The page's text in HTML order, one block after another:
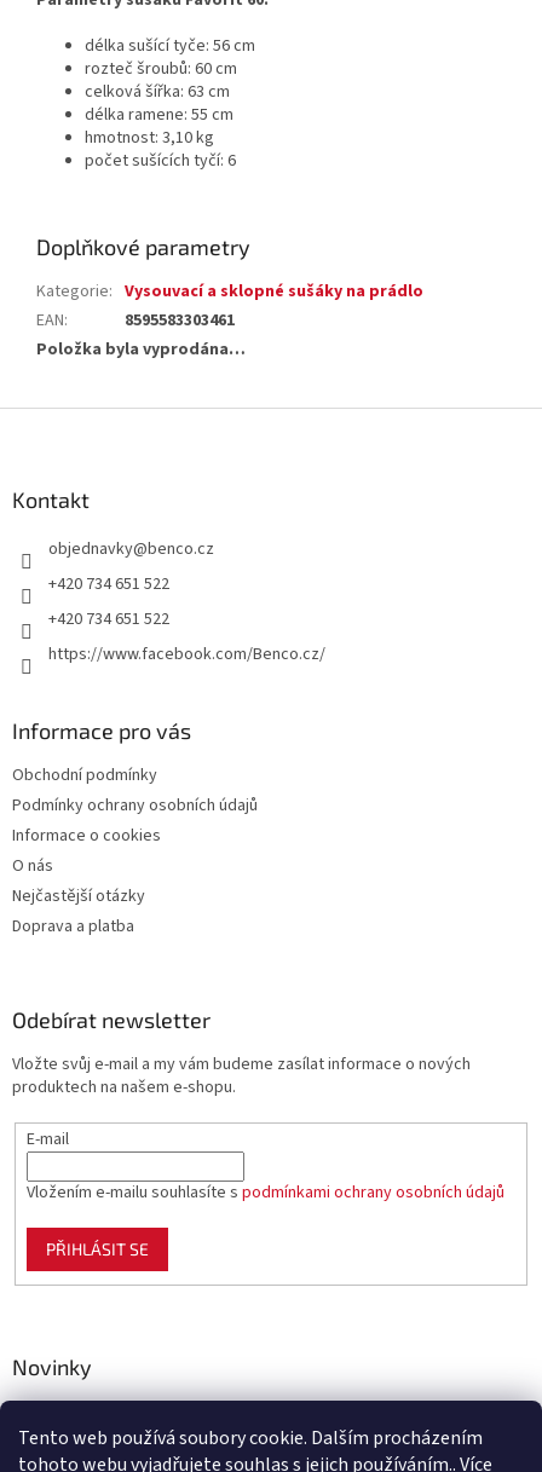
Tento web používá soubory cookie. Dalším procházením
tohoto webu vyjadřujete souhlas s jejich používáním.. Více
délka sušící tyče: 56 cm
rozteč šroubů: 60 cm
celková šířka: 63 cm
délka ramene: 55 cm
hmotnost: 3,10 kg
počet sušících tyčí: 6
Doplňkové parametry
Kategorie: Vysouvací a sklopné sušáky na prádlo
EAN:
8595583303461
Položka byla vyprodána…
Kontakt
objednavky@benco.cz
+420 734 651 522
+420 734 651 522
https://www.facebook.com/Benco.cz/
Informace pro vás
Obchodní podmínky
Podmínky ochrany osobních údajů
Informace o cookies
O nás
Nejčastější otázky
Doprava a platba
Odebírat newsletter
Vložte svůj e-mail a my vám budeme zasílat informace o nových
produktech na našem e-shopu.
E-mail
Vložením e-mailu souhlasíte s podmínkami ochrany osobních údajů
PŘIHLÁSIT SE
Novinky
zahradu, chov i domácnost